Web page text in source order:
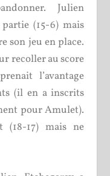
Julien
(15-6) mais
son jeu en place.
recoller au score
l’avantage
(il en a inscrits
pour Amulet).
17) mais ne